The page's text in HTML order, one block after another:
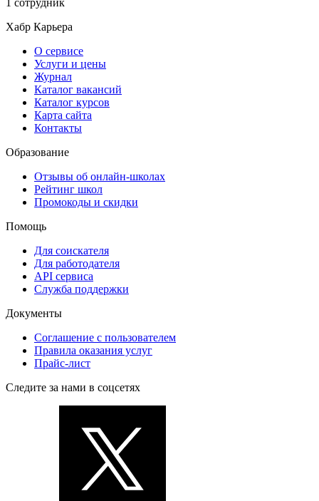
Хабр Карьера
О сервисе
Услуги и цены
Журнал
Каталог вакансий
Каталог курсов
Карта сайта
Контакты
Образование
Отзывы об онлайн-школах
Рейтинг школ
Промокоды и скидки
Помощь
Для соискателя
Для работодателя
API сервиса
Служба поддержки
Документы
Соглашение с пользователем
Правила оказания услуг
Прайс-лист
Следите за нами в соцсетях